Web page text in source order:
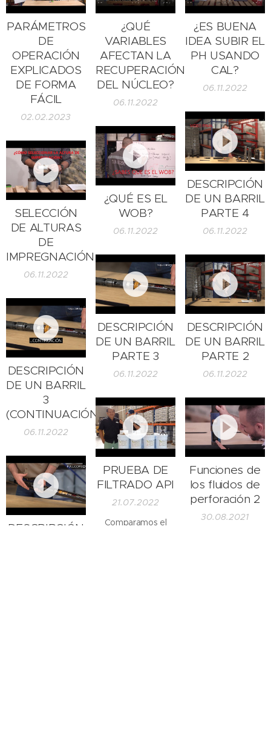
PARÁMETROS
DE
OPERACIÓN
EXPLICADOS
DE FORMA
FÁCIL
02.02.2023
¿QUÉ
VARIABLES
AFECTAN LA
RECUPERACIÓN
DEL NÚCLEO?
06.11.2022
¿ES BUENA
IDEA SUBIR EL
PH USANDO
CAL?
06.11.2022
SELECCIÓN
DE ALTURAS
DE
IMPREGNACIÓN
06.11.2022
¿QUÉ ES EL
WOB?
06.11.2022
DESCRIPCIÓN
DE UN BARRIL
PARTE 4
06.11.2022
DESCRIPCIÓN
DE UN BARRIL
3
(CONTINUACIÓN)
06.11.2022
DESCRIPCIÓN
DE UN BARRIL
PARTE 3
06.11.2022
DESCRIPCIÓN
DE UN BARRIL
PARTE 2
06.11.2022
DESCRIPCIÓN
PRUEBA DE
FILTRADO API
21.07.2022
Comparamos el
Funciones de
los fluidos de
perforación 2
30.08.2021